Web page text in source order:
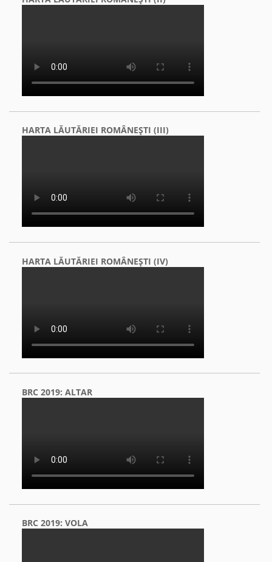
HARTA LĂUTĂRIEI ROMÂNEŞTI (III)
HARTA LĂUTĂRIEI ROMÂNEŞTI (IV)
BRC 2019: ALTAR
BRC 2019: VOLA